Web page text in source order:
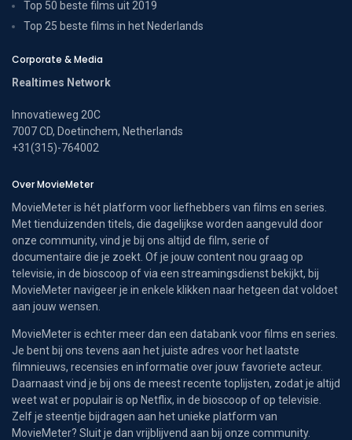
Top 50 beste films uit 2019
Top 25 beste films in het Nederlands
Corporate & Media
Realtimes Network
Innovatieweg 20C
7007 CD, Doetinchem, Netherlands
+31(315)-764002
Over MovieMeter
MovieMeter is hét platform voor liefhebbers van films en series.
Met tienduizenden titels, die dagelijkse worden aangevuld door
onze community, vind je bij ons altijd de film, serie of
documentaire die je zoekt. Of je jouw content nou graag op
televisie, in de bioscoop of via een streamingsdienst bekijkt, bij
MovieMeter navigeer je in enkele klikken naar hetgeen dat voldoet
aan jouw wensen.
MovieMeter is echter meer dan een databank voor films en series.
Je bent bij ons tevens aan het juiste adres voor het laatste
filmnieuws, recensies en informatie over jouw favoriete acteur.
Daarnaast vind je bij ons de meest recente toplijsten, zodat je altijd
weet wat er populair is op Netflix, in de bioscoop of op televisie.
Zelf je steentje bijdragen aan het unieke platform van
MovieMeter? Sluit je dan vrijblijvend aan bij onze community.